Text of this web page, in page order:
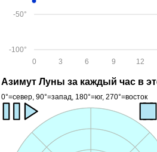
-100°
-50°
12
9
6
3
0
Азимут Луны за каждый час в
0°=север, 90°=запад, 180°=юг, 270°=восток